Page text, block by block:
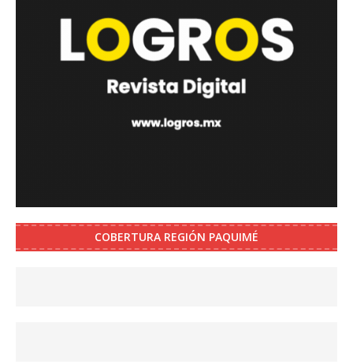
COBERTURA REGIÓN PAQUIMÉ